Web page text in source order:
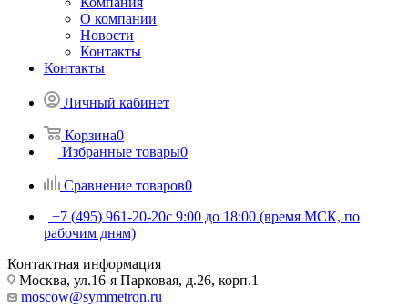
О компании
Новости
Контакты
Контакты
Личный кабинет
Корзина0
Избранные товары0
Сравнение товаров0
+7 (495) 961-20-20с 9:00 до 18:00 (время МСК, по
рабочим дням)
Контактная информация
Москва, ул.16-я Парковая, д.26, корп.1
moscow@symmetron.ru